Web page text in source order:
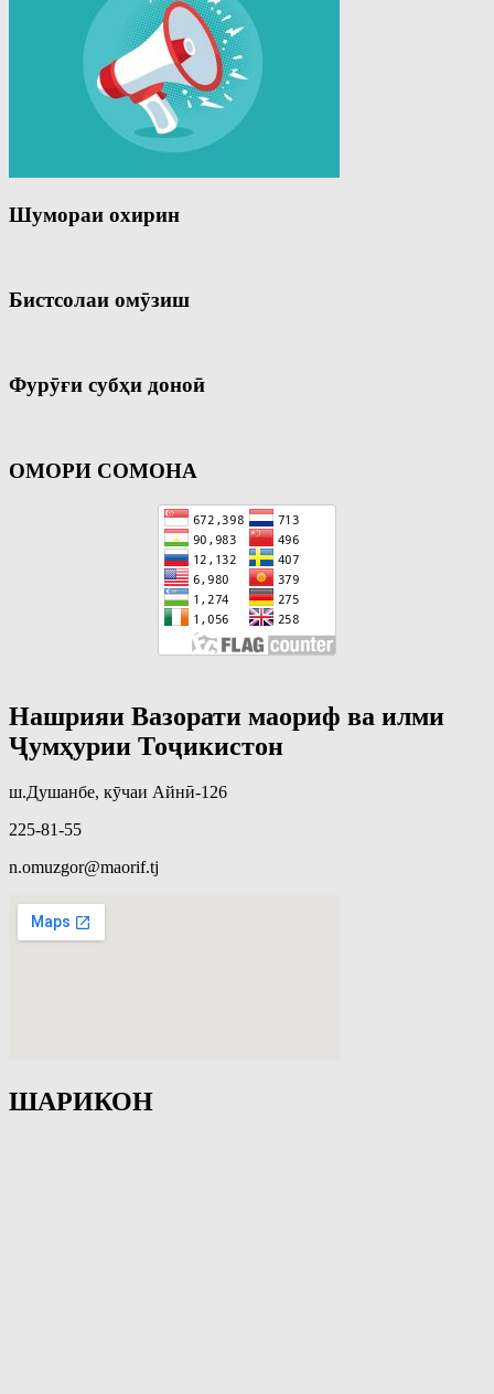
Шумораи охирин
Бистсолаи омӯзиш
Фурӯғи субҳи доноӣ
ОМОРИ СОМОНА
Нашрияи Вазорати маориф ва илми
Ҷумҳурии Тоҷикистон
ш.Душанбе, кӯчаи Айнӣ-126
225-81-55
n.omuzgor@maorif.tj
ШАРИКОН